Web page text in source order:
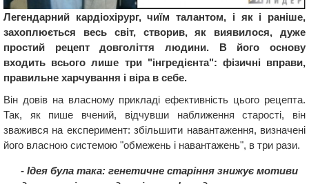
Легендарний кардіохірург, чиїм талантом, і як і раніше,
захоплюється весь світ, створив, як виявилося, дуже
простий рецепт довголіття людини. В його основу
входить всього лише три "інгредієнта": фізичні вправи,
правильне харчування і віра в себе.
Він довів на власному прикладі ефективність цього рецепта.
Так, як пише вчений, відчувши наближення старості, він
зважився на експеримент: збільшити навантаження, визначені
його власною системою "обмежень і навантажень", в три рази.
- Ідея була така: генетичне старіння знижує мотиви